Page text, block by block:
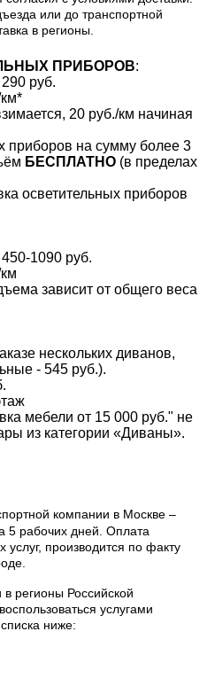
или до транспортной
в регионы.
ПРИБОРОВ:
руб.
20 руб./км начиная
приборов на сумму более 3
БЕСПЛАТНО (в пределах
осветительных приборов
1090 руб.
зависит от общего веса
нескольких диванов,
- 545 руб.).
мебели от 15 000 руб." не
из категории «Диваны».
компании в Москве –
5 рабочих дней. Оплата
производится по факту
регионы Российской
услугами
ниже: